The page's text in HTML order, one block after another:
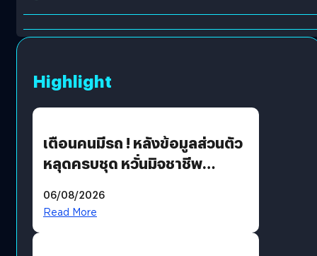
Highlight
เตือนคนมีรถ ! หลังข้อมูลส่วนตัว
หลุดครบชุด หวั่นมิจชาชีพ
รหัสผ่านหลุด ไม่ใช่แฮ็กเกอร์
06/08/2026
Read More